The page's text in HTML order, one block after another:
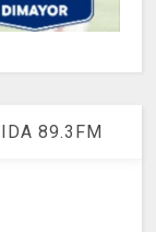
89.3FM